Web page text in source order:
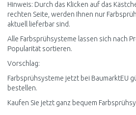
Hinweis: Durch das Klicken auf das
rechten Seite, werden Ihnen nur
aktuell lieferbar sind.
Alle Farbsprühsysteme lassen sich nach
Popularität sortieren.
Vorschlag:
Farbsprühsysteme jetzt bei BaumarktEU
bestellen.
Kaufen Sie jetzt ganz bequem